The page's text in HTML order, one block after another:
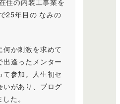
住の内装工事業を
25年目の なみの
か刺激を求めて
逢ったメンター
参加。人生初セ
いがあり、ブログ
た。